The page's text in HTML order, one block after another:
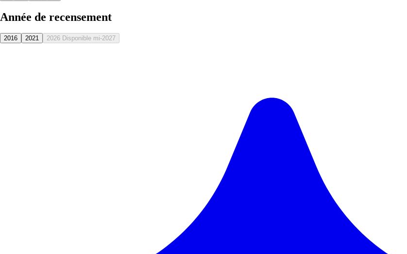
Année de recensement
2016 2021 2026 Disponible mi-2027